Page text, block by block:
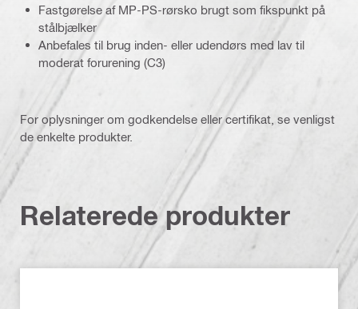
Fastgørelse af MP-PS-rørsko brugt som fikspunkt på
stålbjælker
Anbefales til brug inden- eller udendørs med lav til
moderat forurening (C3)
For oplysninger om godkendelse eller certifikat, se venligst
de enkelte produkter.
Relaterede produkter